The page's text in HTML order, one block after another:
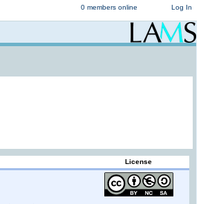
Log In
0 members online
License